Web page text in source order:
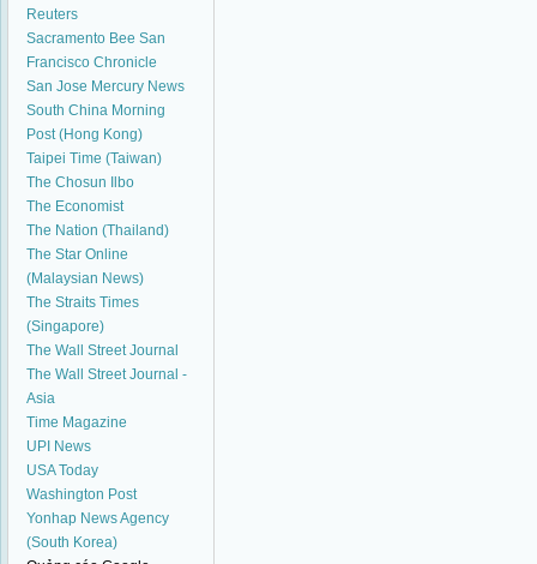
Reuters
Sacramento Bee San
Francisco Chronicle
San Jose Mercury News
South China Morning
Post (Hong Kong)
Taipei Time (Taiwan)
The Chosun Ilbo
The Economist
The Nation (Thailand)
The Star Online
(Malaysian News)
The Straits Times
(Singapore)
The Wall Street Journal
The Wall Street Journal -
Asia
Time Magazine
UPI News
USA Today
Washington Post
Yonhap News Agency
(South Korea)